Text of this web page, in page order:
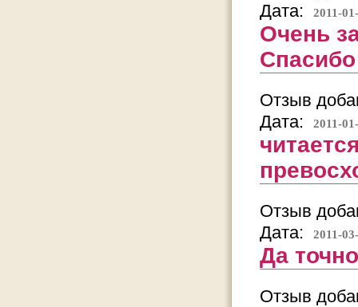
Дата:
2011-
Очень
Отзыв
Дата:
2011-
Отзыв
Дата:
2011-
Да
Отзыв